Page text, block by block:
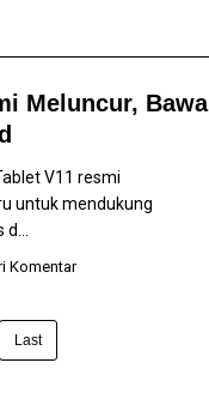
Meluncur, Bawa
V11 resmi
untuk mendukung
Komentar
Last